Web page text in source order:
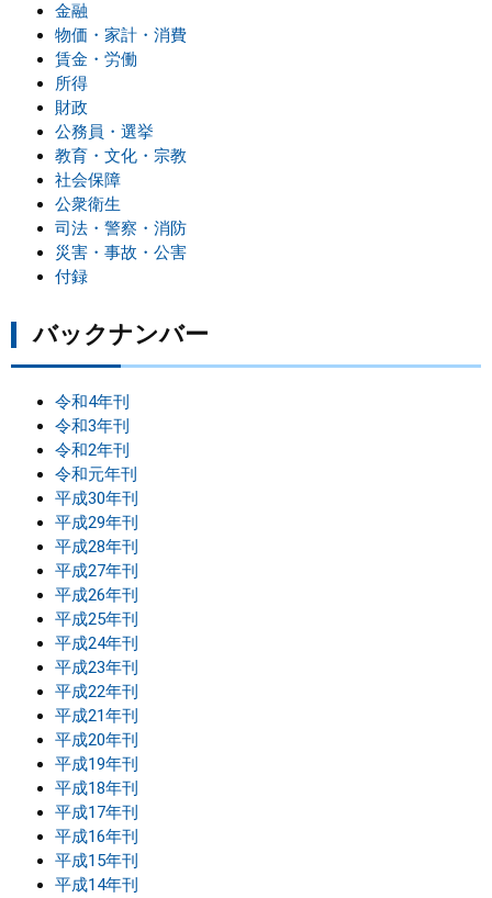
金融
物価・家計・消費
賃金・労働
所得
財政
公務員・選挙
教育・文化・宗教
社会保障
公衆衛生
司法・警察・消防
災害・事故・公害
付録
バックナンバー
令和4年刊
令和3年刊
令和2年刊
令和元年刊
平成30年刊
平成29年刊
平成28年刊
平成27年刊
平成26年刊
平成25年刊
平成24年刊
平成23年刊
平成22年刊
平成21年刊
平成20年刊
平成19年刊
平成18年刊
平成17年刊
平成16年刊
平成15年刊
平成14年刊